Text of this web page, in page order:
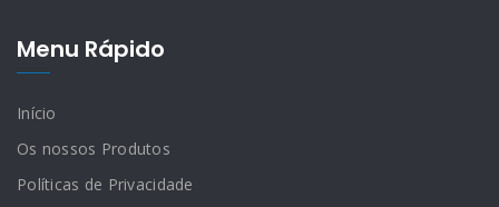
Menu Rápido
Início
Os nossos Produtos
Políticas de Privacidade